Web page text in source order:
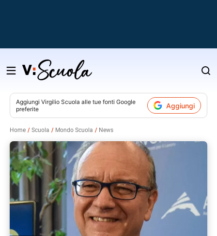
Salta
contenuto
Aggiungi Virgilio Scuola alle tue fonti Google
preferite
Aggiungi
Home Scuola Mondo Scuola News